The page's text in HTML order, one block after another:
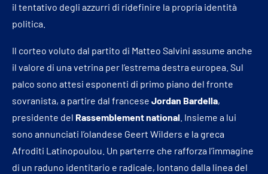
il tentativo degli azzurri di ridefinire la propria identità
politica.
Il corteo voluto dal partito di Matteo Salvini assume anche
il valore di una vetrina per l’estrema destra europea. Sul
palco sono attesi esponenti di primo piano del fronte
sovranista, a partire dal francese Jordan Bardella,
presidente del Rassemblement national . Insieme a lui
sono annunciati l’olandese Geert Wilders e la greca
Afroditi Latinopoulou. Un parterre che rafforza l’immagine
di un raduno identitario e radicale, lontano dalla linea del